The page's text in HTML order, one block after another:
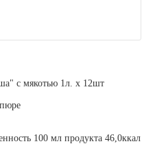
с мякотью 1л. х 12шт
100 мл продукта 46,0ккал